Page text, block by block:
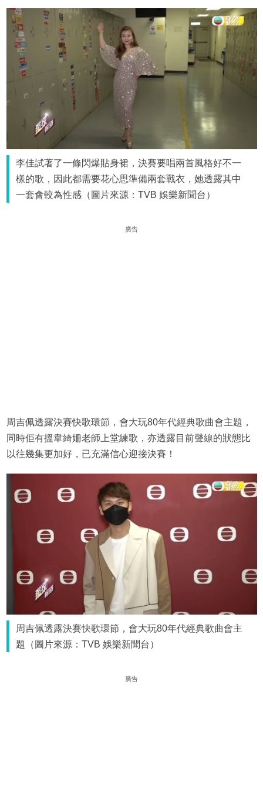
李佳試著了一條閃爆貼身裙，決賽要唱兩首風格好不一
樣的歌，因此都需要花心思準備兩套戰衣，她透露其中
一套會較為性感（圖片來源：TVB 娛樂新聞台）
廣告
周吉佩透露決賽快歌環節，會大玩80年代經典歌曲會主題，
同時佢有搵韋綺姍老師上堂練歌，亦透露目前聲線的狀態比
以往幾集更加好，已充滿信心迎接決賽！
周吉佩透露決賽快歌環節，會大玩80年代經典歌曲會主
題（圖片來源：TVB 娛樂新聞台）
廣告